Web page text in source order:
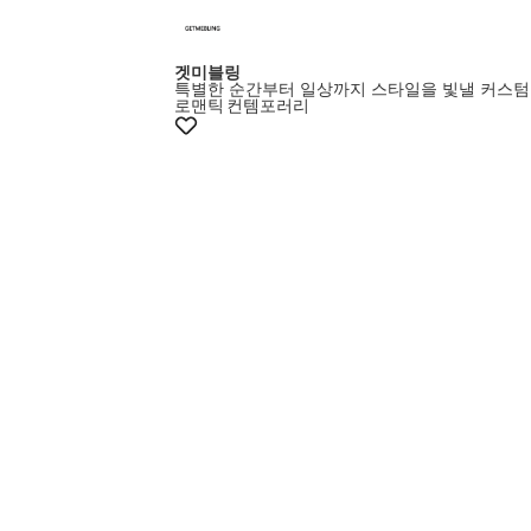
겟미블링
특별한 순간부터 일상까지 스타일을 빛낼 커스
로맨틱 컨템포러리